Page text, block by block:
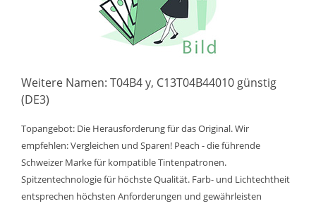
Weitere Namen: T04B4 y, C13T04B44010 günstig
(DE3)
Topangebot: Die Herausforderung für das Original. Wir
empfehlen: Vergleichen und Sparen! Peach - die führende
Schweizer Marke für kompatible Tintenpatronen.
Spitzentechnologie für höchste Qualität. Farb- und Lichtechtheit
entsprechen höchsten Anforderungen und gewährleisten